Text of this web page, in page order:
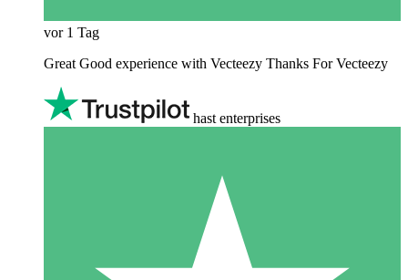
vor 1 Tag
Great Good experience with Vecteezy Thanks For Vecteezy
hast enterprises